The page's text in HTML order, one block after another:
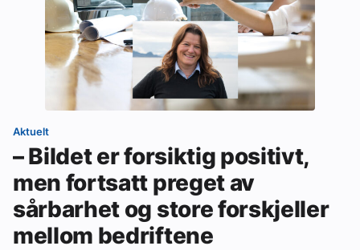
Aktuelt
– Bildet er forsiktig positivt,
men fortsatt preget av
sårbarhet og store forskjeller
mellom bedriftene